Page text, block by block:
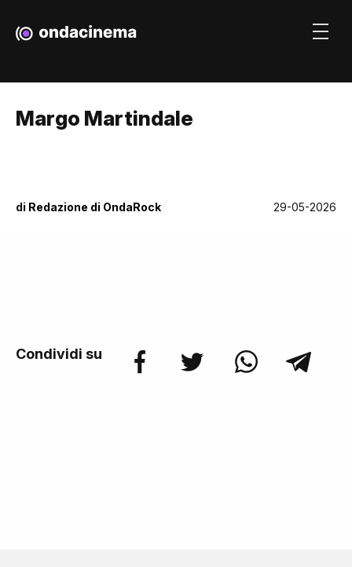
Margo Martindale
di Redazione di OndaRock 29-05-2026
Condividi su